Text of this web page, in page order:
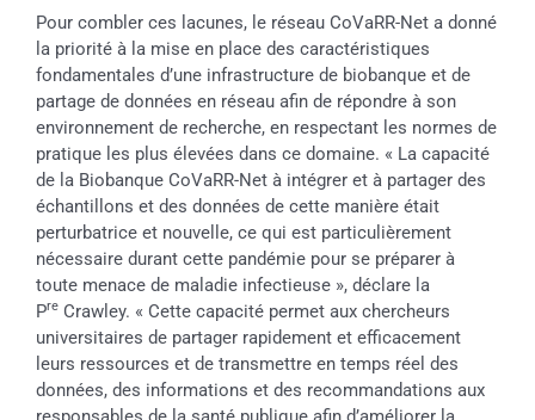
Pour combler ces lacunes, le réseau CoVaRR-Net a donné
la priorité à la mise en place des caractéristiques
fondamentales d’une infrastructure de biobanque et de
partage de données en réseau afin de répondre à son
environnement de recherche, en respectant les normes de
pratique les plus élevées dans ce domaine. « La capacité
de la Biobanque CoVaRR-Net à intégrer et à partager des
échantillons et des données de cette manière était
perturbatrice et nouvelle, ce qui est particulièrement
nécessaire durant cette pandémie pour se préparer à
toute menace de maladie infectieuse », déclare la
PreCrawley. « Cette capacité permet aux chercheurs
universitaires de partager rapidement et efficacement
leurs ressources et de transmettre en temps réel des
données, des informations et des recommandations aux